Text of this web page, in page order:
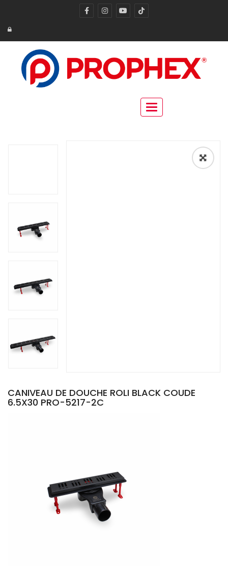
Toggle navigation
🔍
CANIVEAU DE DOUCHE ROLI BLACK COUDE
6.5X30 PRO-5217-2C